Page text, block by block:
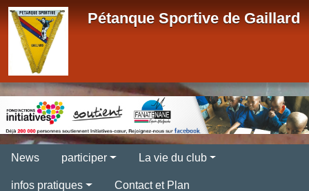
Pétanque Sportive de Gaillard
News participer La vie du club
infos pratiques Contact et Plan
Panneau de gestion des cookies